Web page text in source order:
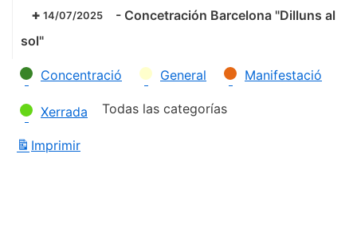
14/07/2025 - Concetración Barcelona "Dilluns al
sol"
Categorías
Concentració General Manifestació
Xerrada Todas las categorías
Imprimir